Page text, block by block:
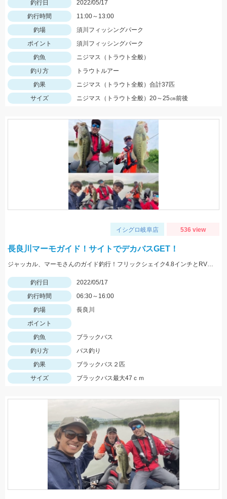
釣行日
2022/05/17
釣行時間
11:00～13:00
釣場
須川フィッシングパーク
ポイント
須川フィッシングパーク
釣魚
ニジマス（トラウト全般）
釣り方
トラウトルアー
釣果
ニジマス（トラウト全般）合計37匹
サイズ
ニジマス（トラウト全般）20～25㎝前後
イシグロ岐阜店 536 view
長良川マーモガイド！サイトでデカバスGET！
ジャッカル、マーモさんのガイド釣行！フリックシェイク4.8インチとRVドリフトフライ3インチで釣れました！
釣行日
2022/05/17
釣行時間
06:30～16:00
釣場
長良川
ポイント
釣魚
ブラックバス
釣り方
バス釣り
釣果
ブラックバス２匹
サイズ
ブラックバス最大47ｃｍ